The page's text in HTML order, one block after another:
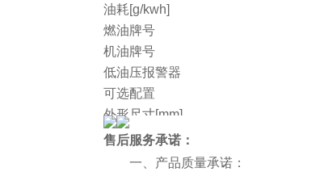
油耗[g/kwh]
燃油牌号
机油牌号
低油压报警器
可选配置
外形尺寸[mm]
净重[kg]
售后服务承诺：
一、产品质量承诺：